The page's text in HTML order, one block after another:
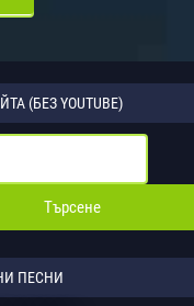
(БЕЗ YOUTUBE)
ПЕСНИ